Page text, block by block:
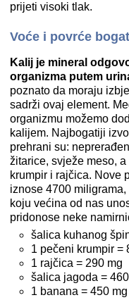
prijeti visoki tlak.
Voće i povrće
Kalij je mineral
organizma putem
poznato da moraju
sadrži ovaj element.
organizmu možemo
kalijem. Najbogatiji
prehrani su:
žitarice, svježe meso,
krumpir i rajčica. Nove
iznose 4700
koju većina od nas
pridonose neke
šalica kuhanog
1 pečeni krumpir =
1 rajčica = 290 mg
šalica jagoda =
1 banana = 450 mg